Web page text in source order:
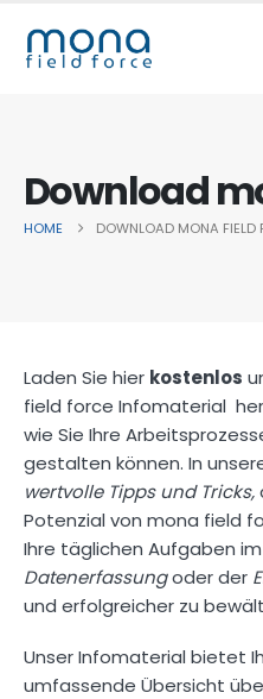
Download
HOME DOWNLOAD MONA FIELD
Laden Sie hier kostenlos
field force Infomaterial
wie Sie Ihre
gestalten können. In
wertvolle Tipps und Tricks,
Potenzial von mona field
Ihre täglichen Aufgaben im
Datenerfassungoder der
und erfolgreicher zu
Unser Infomaterial bietet
umfassende Übersicht